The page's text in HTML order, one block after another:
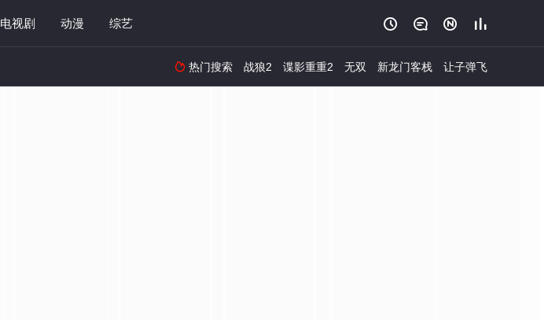
电视剧 动漫 综艺    
 热门搜索 战狼2 谍影重重2 无双 新龙门客栈 让子弹飞